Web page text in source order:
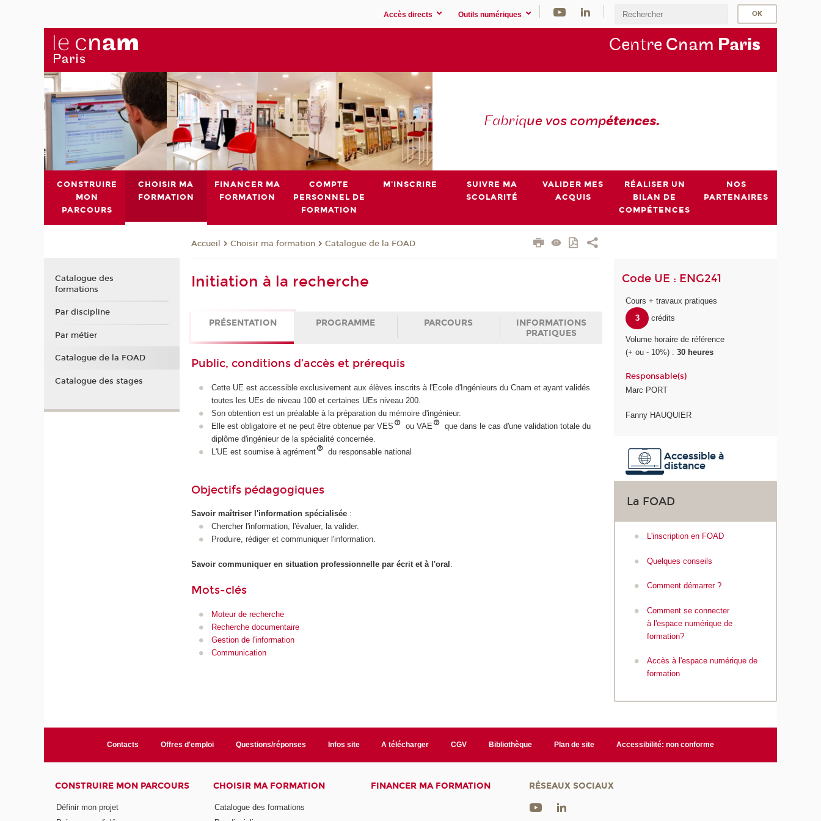
Accès directs Outils numériques
Centre Cnam Paris
Fabrique vos compétences.
CONSTRUIRE
MON
PARCOURS
CHOISIR MA
FORMATION
FINANCER MA
FORMATION
COMPTE
PERSONNEL DE
FORMATION
M'INSCRIRE
SUIVRE MA
SCOLARITÉ
VALIDER MES
ACQUIS
RÉALISER UN
BILAN DE
COMPÉTENCES
NOS
PARTENAIRES
Accueil Choisir ma formation Catalogue de la FOAD
Initiation à la recherche
PRÉSENTATION PROGRAMME PARCOURS
INFORMATIONS
PRATIQUES
Public, conditions d’accès et prérequis
Cette UE est accessible exclusivement aux élèves inscrits à l'Ecole d'Ingénieurs du Cnam et ayant validés
toutes les UEs de niveau 100 et certaines UEs niveau 200.
Son obtention est un préalable à la préparation du mémoire d'ingénieur.
Elle est obligatoire et ne peut être obtenue par VES
ou VAE
que dans le cas d'une validation totale du
diplôme d'ingénieur de la spécialité concernée.
L'UE est soumise à agrément
du responsable national
Objectifs pédagogiques
Savoir maîtriser l'information spécialisée :
Chercher l'information, l'évaluer, la valider.
Produire, rédiger et communiquer l'information.
Savoir communiquer en situation professionnelle par écrit et à l'oral
Mots-clés
Moteur de recherche
Recherche documentaire
Gestion de l'information
Communication
Code UE : ENG241
Cours + travaux pratiques
3
crédits
Volume horaire de référence
(+ ou - 10%) :30 heures
Responsable(s)
Marc PORT
Fanny HAUQUIER
Accessible à
distance
La FOAD
L'inscription en FOAD
Quelques conseils
Comment démarrer ?
Comment se connecter
à l'espace numérique de
formation?
Accès à l'espace numérique de
formation
Catalogue des
formations
Par discipline
Par métier
Catalogue de la FOAD
Catalogue des stages
Contacts Offres d'emploi Questions/réponses Infos site A télécharger CGV Bibliothèque Plan de site Accessibilité: non conforme
CONSTRUIRE MON PARCOURS
Définir mon projet
CHOISIR MA FORMATION
Catalogue des formations
FINANCER MA FORMATION RÉSEAUX SOCIAUX